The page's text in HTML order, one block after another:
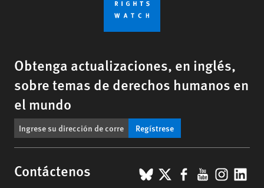
Obtenga actualizaciones, en inglés,
sobre temas de derechos humanos en
el mundo
Regístrese
Contáctenos BlueSky
X Facebook
YouTube